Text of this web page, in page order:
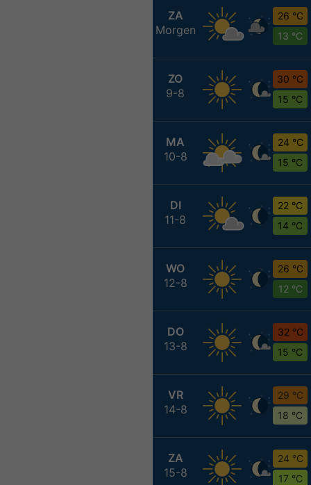
ZA
Morgen
26 °C
13 °C
ZO
9-8
30 °C
15 °C
MA
10-8
24 °C
15 °C
DI
11-8
22 °C
14 °C
WO
12-8
26 °C
12 °C
DO
13-8
32 °C
15 °C
VR
14-8
29 °C
18 °C
ZA
15-8
24 °C
17 °C